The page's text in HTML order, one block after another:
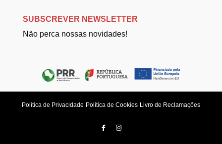
SUBSCREVER NEWSLETTER
Não perca nossas novidades!
Política de Privacidade Política de Cookies Livro de Reclamações